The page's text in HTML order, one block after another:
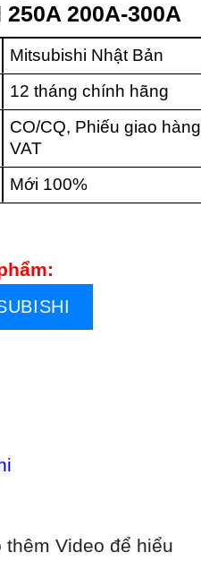
200A-300A
Mitsubishi Nhật Bản
12 tháng chính hãng
CO/CQ, Phiếu giao
VAT
Mới 100%
Video để hiểu